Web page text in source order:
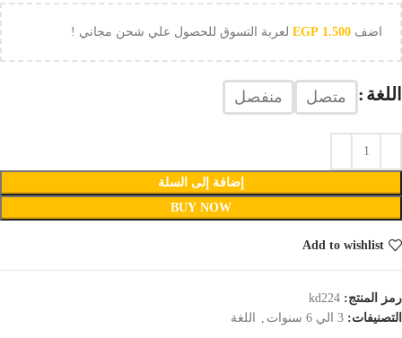
اضف 1.500
EGP لعربة التسوق للحصول علي شحن مجاني !
اللغة متصل منفصل
إضافة إلى السلة
BUY NOW
Add to wishlist
رمز المنتج: kd224
التصنيفات: 3 الي 6 سنوات , اللغة